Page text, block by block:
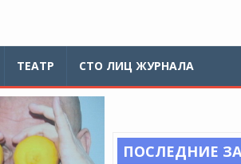
ТЕАТР СТО ЛИЦ ЖУРНАЛА
ПОСЛЕДНИЕ